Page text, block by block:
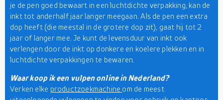
je de pen goed bewaart in een luchtdichte verpakking, kan de
inkt tot anderhalf jaar langer meegaan. Als de pen een extra
dop heeft (die meestal in de grotere dop zit), gaat hij tot 2
jaar of langer mee. Je kunt de levensduur van inkt ook
verlengen door de inkt op donkere en koelere plekken en in
luchtdichte verpakkingen te bewaren.
Waar koop ik een vulpen online in Nederland?
Verken elke productzoekmachine om de meest